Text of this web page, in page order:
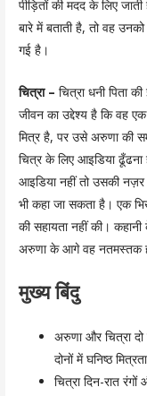
पीड़ितों की मदद के लिए
बारे में बताती है, तो वह
गई है।
चित्रा – चित्रा धनी पिता
जीवन का उद्देश्य है कि वह
मित्र है, पर उसे अरुणा की
चित्र के लिए आइडिया
आइडिया नहीं तो उसकी नज़र
भी कहा जा सकता है। एक
की सहायता नहीं की।
अरुणा के आगे वह नतमस्तक
मुख्य बिंदु
अरुणा और चित्रा दो
दोनों में घनिष्ठ
चित्रा दिन-रात